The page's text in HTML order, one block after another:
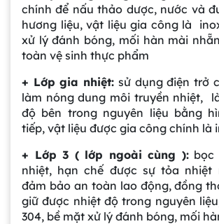
chính để nấu thảo dược, nước và
hương liệu, vật liệu gia công là
xử lý đánh bóng, mối hàn mài
toàn vệ sinh thực phẩm
+ Lớp gia nhiệt: sử dụng điện trở
làm nóng dung môi truyền nhiệt,
độ bên trong nguyên liệu bằng
tiếp, vật liệu được gia công chính là
+ Lớp 3 ( lớp ngoài cùng ):bọc
nhiệt, hạn chế được sự tỏa nhiệt
đảm bảo an toàn lao động, đồng
giữ được nhiệt độ trong nguyên
304, bề mặt xử lý đánh bóng, mối